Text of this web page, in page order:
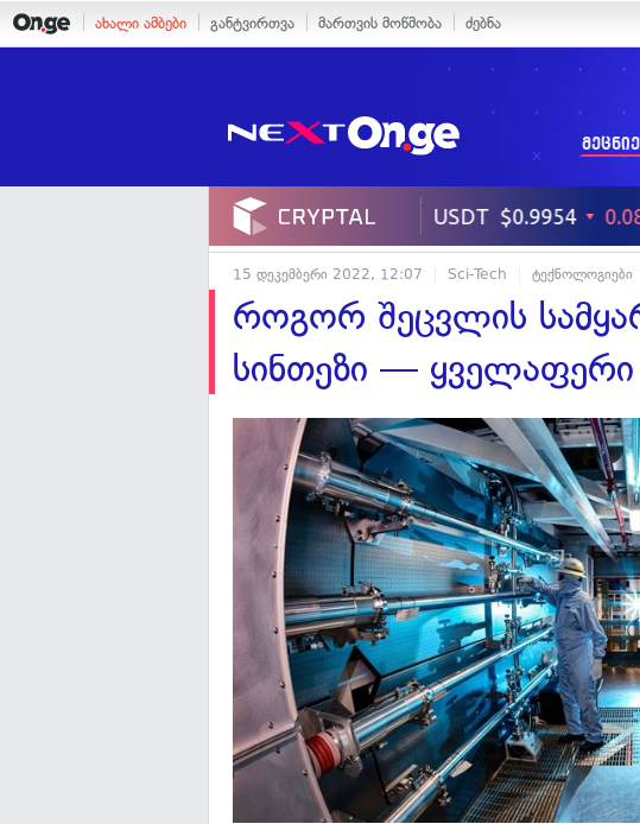
ახალი ამბები განტვირთვა მართვის მოწმობა ძებნა
15 დეკემბერი 2022, 12:07 Sci-Tech ტექნოლოგიები
როგორ შეცვლის
სინთეზი —